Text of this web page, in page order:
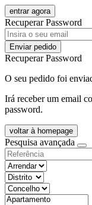
entrar agora
Recuperar Password
Enviar pedido
Recuperar Password
O seu pedido foi
Irá receber um email
password.
voltar à homepage
Pesquisa avançada
objective
districtId
countyId
types